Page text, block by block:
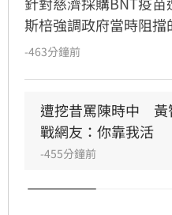
斯棓強調政府當時阻
疫苗。然而，台北市長
-463分鐘前
遭挖昔罵陳時中　黃
戰網友：你靠我活
-455分鐘前